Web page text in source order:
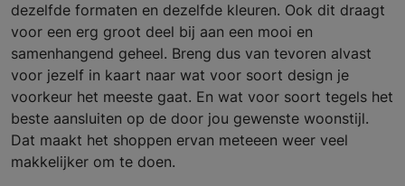
dezelfde formaten en dezelfde kleuren. Ook dit draagt
voor een erg groot deel bij aan een mooi en
samenhangend geheel. Breng dus van tevoren alvast
voor jezelf in kaart naar wat voor soort design je
voorkeur het meeste gaat. En wat voor soort tegels het
beste aansluiten op de door jou gewenste woonstijl.
Dat maakt het shoppen ervan meteeen weer veel
makkelijker om te doen.